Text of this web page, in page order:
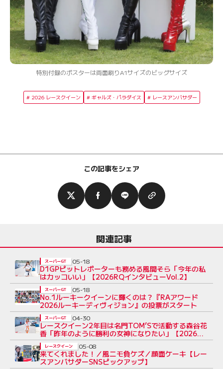
特別付録のポスターは両面刷りA1サイズのビッグサイズ
2026 レースクイーン ギャルズ・パラダイス レースアンバサダー
この記事をシェア
関連記事
D1GPピットレポーターも務める風間そら「今年の私
はカッコいい」【2026RQインタビューVol.2】
スーパーGT 05-18
No.1ルーキークイーンに輝くのは？『RAアワード
2026ルーキーディヴィジョン』の投票がスタート
スーパーGT 05-18
レースクイーン2年目は名門TOM’Sで活動する森谷花
香「昨年のように勝利の女神になりたい」【2026RQ
インタビューVol.1】
スーパーGT 04-30
来てくれました！／風ニモ負ケズ／顔面ケーキ【レー
スアンバサダーSNSピックアップ】
レースクイーン 05-08